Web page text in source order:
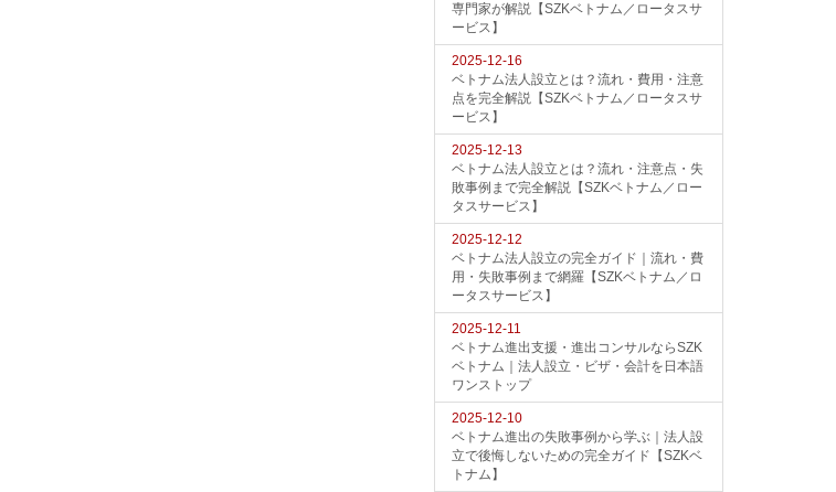
専門家が解説【SZKベトナム／ロータスサ
ービス】
2025-12-16
ベトナム法人設立とは？流れ・費用・注意
点を完全解説【SZKベトナム／ロータスサ
ービス】
2025-12-13
ベトナム法人設立とは？流れ・注意点・失
敗事例まで完全解説【SZKベトナム／ロー
タスサービス】
2025-12-12
ベトナム法人設立の完全ガイド｜流れ・費
用・失敗事例まで網羅【SZKベトナム／ロ
ータスサービス】
2025-12-11
ベトナム進出支援・進出コンサルならSZK
ベトナム｜法人設立・ビザ・会計を日本語
ワンストップ
2025-12-10
ベトナム進出の失敗事例から学ぶ｜法人設
立で後悔しないための完全ガイド【SZKベ
トナム】